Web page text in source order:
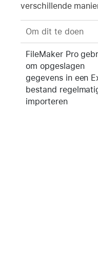
verschillende
Om dit te doen
FileMaker Pro
om opgeslagen
gegevens in een
bestand
importeren